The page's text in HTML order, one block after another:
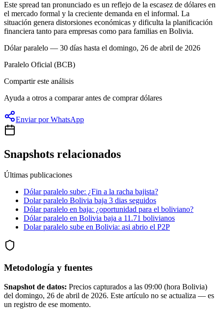
Este spread tan pronunciado es un reflejo de la escasez de dólares en
el mercado formal y la creciente demanda en el informal. La
situación genera distorsiones económicas y dificulta la planificación
financiera tanto para empresas como para familias en Bolivia.
Dólar paralelo — 30 días hasta el domingo, 26 de abril de 2026
Paralelo Oficial (BCB)
Compartir este análisis
Ayuda a otros a comparar antes de comprar dólares
Enviar por WhatsApp
Snapshots relacionados
Últimas publicaciones
Dólar paralelo sube: ¿Fin a la racha bajista?
Dolar paralelo Bolivia baja 3 dias seguidos
Dólar paralelo en baja: ¿oportunidad para el boliviano?
Dólar paralelo en Bolivia baja a 11.71 bolivianos
Dolar paralelo sube en Bolivia: asi abrio el P2P
Metodología y fuentes
Snapshot de datos: Precios capturados a las 09:00 (hora Bolivia)
del domingo, 26 de abril de 2026. Este artículo no se actualiza — es
un registro de ese momento.